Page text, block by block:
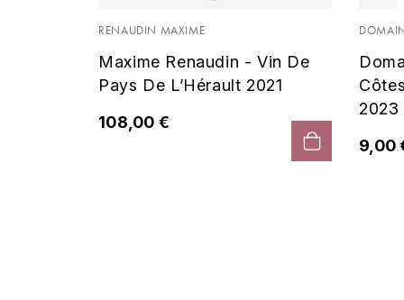
RENAUDIN MAXIME
Maxime Renaudin - Vin De
Pays De L’Hérault 2021
108,00 €
2023
9,00